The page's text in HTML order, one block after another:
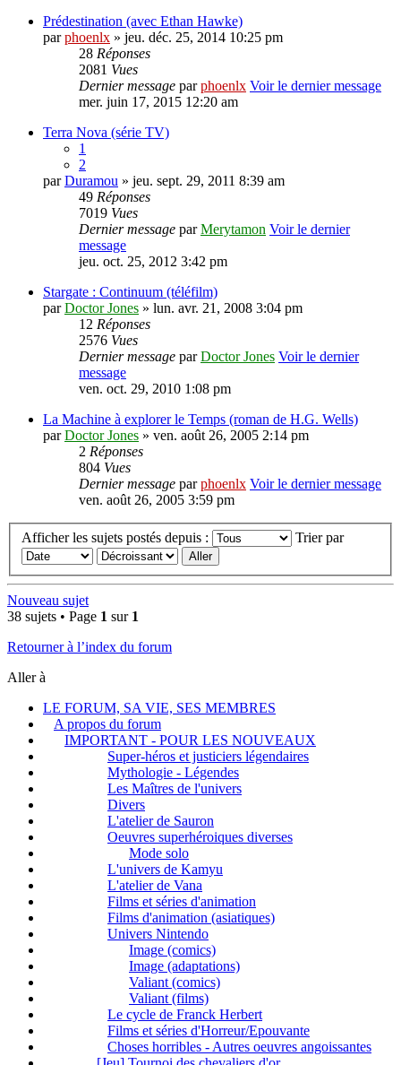
Prédestination (avec Ethan Hawke)
parphoenlx » jeu. déc. 25, 2014 10:25 pm
28 Réponses
2081 Vues
Dernier message parphoenlx Voir le dernier message
mer. juin 17, 2015 12:20 am
Terra Nova (série TV)
1
2
parDuramou » jeu. sept. 29, 2011 8:39 am
49 Réponses
7019 Vues
Dernier message parMerytamon Voir le dernier
message
jeu. oct. 25, 2012 3:42 pm
Stargate : Continuum (téléfilm)
parDoctor Jones » lun. avr. 21, 2008 3:04 pm
12 Réponses
2576 Vues
Dernier message parDoctor Jones Voir le dernier
message
ven. oct. 29, 2010 1:08 pm
La Machine à explorer le Temps (roman de H.G. Wells)
parDoctor Jones » ven. août 26, 2005 2:14 pm
2 Réponses
804 Vues
Dernier message parphoenlx Voir le dernier message
ven. août 26, 2005 3:59 pm
Afficher les sujets postés depuis : Trier par
Nouveau sujet
38 sujets • Page 1 sur 1
Retourner à l’index du forum
Aller à
LE FORUM, SA VIE, SES MEMBRES
A propos du forum
IMPORTANT - POUR LES NOUVEAUX
Super-héros et justiciers légendaires
Mythologie - Légendes
Les Maîtres de l'univers
Divers
L'atelier de Sauron
Oeuvres superhéroiques diverses
Mode solo
L'univers de Kamyu
L'atelier de Vana
Films et séries d'animation
Films d'animation (asiatiques)
Univers Nintendo
Image (comics)
Image (adaptations)
Valiant (comics)
Valiant (films)
Le cycle de Franck Herbert
Films et séries d'Horreur/Epouvante
Choses horribles - Autres oeuvres angoissantes